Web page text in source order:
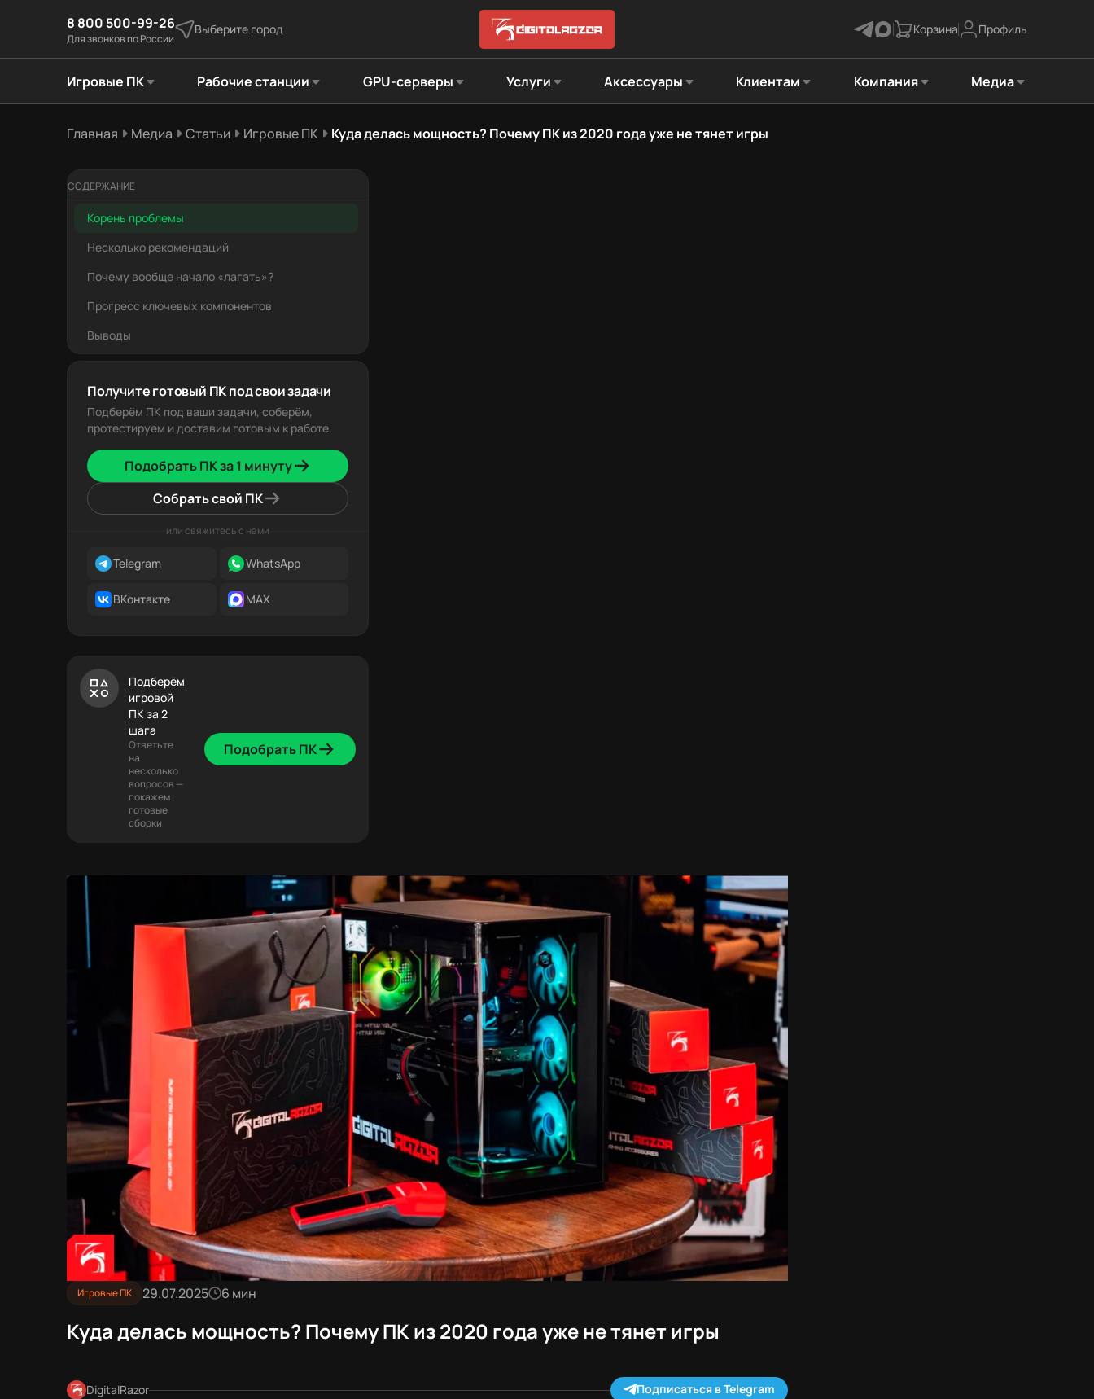
8 800 500-99-26
Для звонков по России
Выберите город Корзина Профиль
Игровые ПК Рабочие станции GPU-серверы Услуги Аксессуары Клиентам Компания Медиа
Главная Медиа Статьи Игровые ПК Куда делась мощность? Почему ПК из 2020 года уже не тянет игры
Игровые ПК 29.07.2025 6 мин
Куда делась мощность? Почему ПК из 2020 года уже не тянет игры
DigitalRazor Подписаться в Telegram
СОДЕРЖАНИЕ
Корень проблемы
Несколько рекомендаций
Почему вообще начало «лагать»?
Прогресс ключевых компонентов
Выводы
Получите готовый ПК под свои задачи
Подберём ПК под ваши задачи, соберём,
протестируем и доставим готовым к работе.
Подобрать ПК за 1 минуту
Собрать свой ПК
или свяжитесь с нами
Telegram WhatsApp
ВКонтакте MAX
Подберём
игровой
ПК за 2
шага
Ответьте
на
несколько
вопросов —
покажем
готовые
сборки
Подобрать ПК